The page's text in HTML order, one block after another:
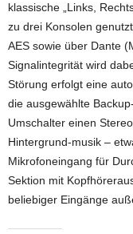
klassische „Links,
zu drei Konsolen
AES sowie über Dante
Signalintegrität wird
Störung erfolgt eine
die ausgewählte
Umschalter einen
Hintergrund-musik –
Mikrofoneingang für
Sektion mit
beliebiger Eingänge